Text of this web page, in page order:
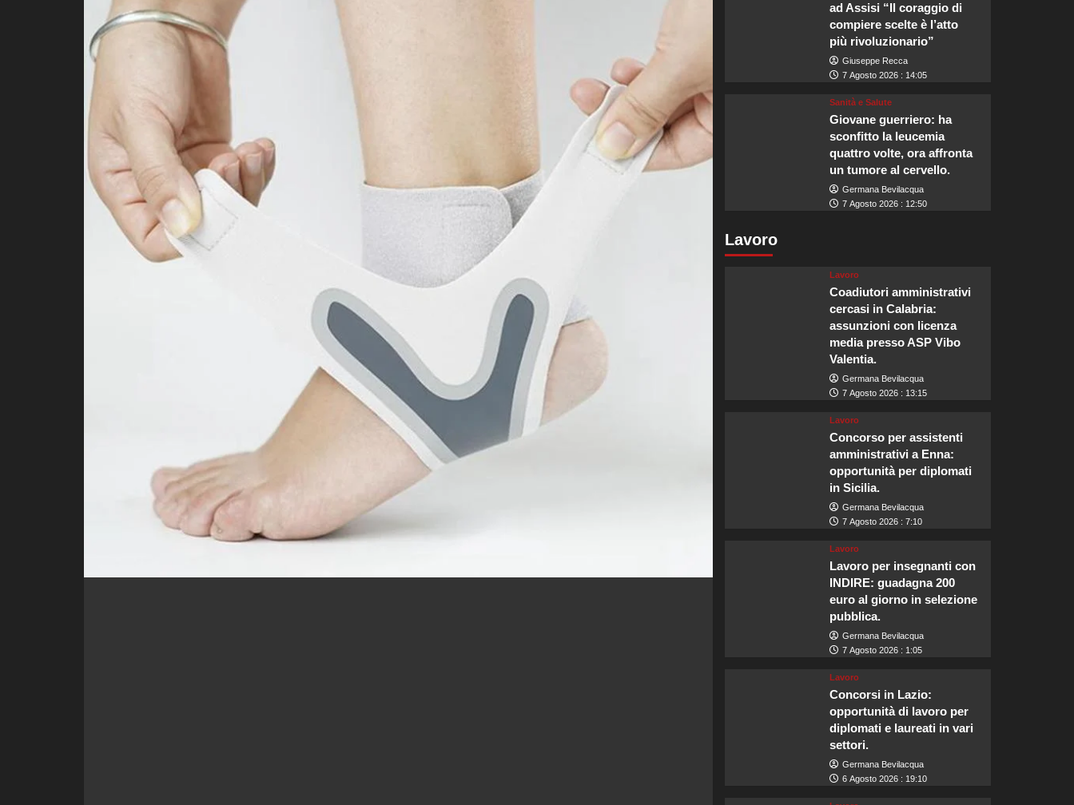
ad Assisi “Il coraggio di
compiere scelte è l’atto
più rivoluzionario”
Giuseppe Recca
7 Agosto 2026 : 14:05
Sanità e Salute
Giovane guerriero: ha
sconfitto la leucemia
quattro volte, ora affronta
un tumore al cervello.
Germana Bevilacqua
7 Agosto 2026 : 12:50
Lavoro
Lavoro
Coadiutori amministrativi
cercasi in Calabria:
assunzioni con licenza
media presso ASP Vibo
Valentia.
Germana Bevilacqua
7 Agosto 2026 : 13:15
Lavoro
Concorso per assistenti
amministrativi a Enna:
opportunità per diplomati
in Sicilia.
Germana Bevilacqua
7 Agosto 2026 : 7:10
Lavoro
Lavoro per insegnanti con
INDIRE: guadagna 200
euro al giorno in selezione
pubblica.
Germana Bevilacqua
7 Agosto 2026 : 1:05
Lavoro
Concorsi in Lazio:
opportunità di lavoro per
diplomati e laureati in vari
settori.
Germana Bevilacqua
6 Agosto 2026 : 19:10